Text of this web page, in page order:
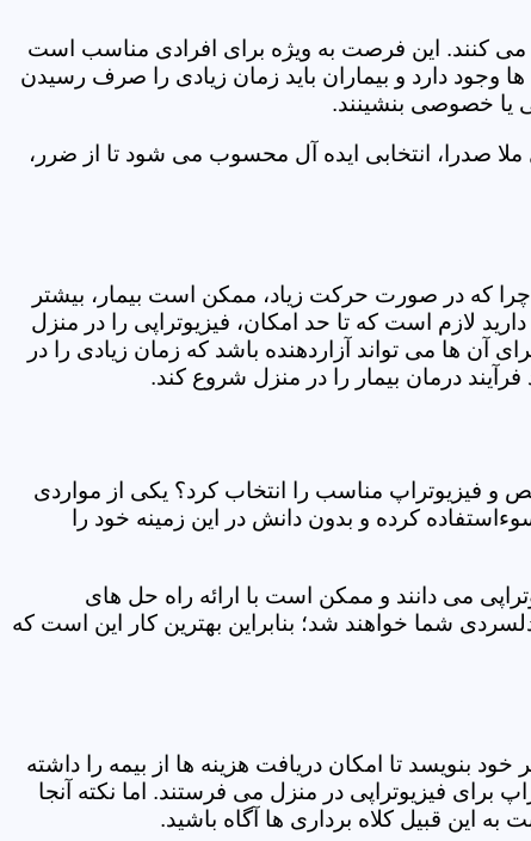
می کنند. این فرصت به ویژه برای افرادی مناسب است
وجود دارد و بیماران باید زمان زیادی را صرف رسیدن
یا خصوصی بنشینند.
صدرا، انتخابی ایده آل محسوب می شود تا از ضرر،
چرا که در صورت حرکت زیاد، ممکن است بیمار، بیشتر
لازم است که تا حد امکان، فیزیوتراپی را در منزل
آن ها می تواند آزاردهنده باشد که زمان زیادی را در
درمان بیمار را در منزل شروع کند.
و فیزیوتراپ مناسب را انتخاب کرد؟ یکی از مواردی
کرده و بدون دانش در این زمینه خود را
می دانند و ممکن است با ارائه راه حل های
شما خواهند شد؛ بنابراین بهترین کار این است که
بنویسد تا امکان دریافت هزینه ها از بیمه را داشته
فیزیوتراپی در منزل می فرستند. اما نکته آنجا
این قبیل کلاه برداری ها آگاه باشید.